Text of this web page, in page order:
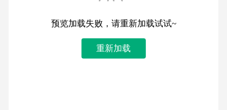
预览加载失败，请重新加载试试~
重新加载